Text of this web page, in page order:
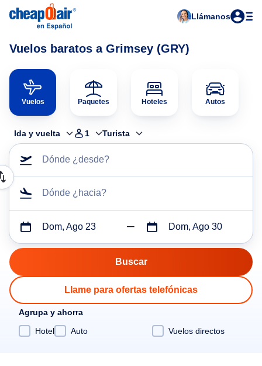
Llámanos
Vuelos baratos a Grimsey (GRY)
Vuelos Paquetes Hoteles Autos
Ida y vuelta 1 Turista
Dónde ¿desde?
Dónde ¿hacia?
Dom, Ago 23 Dom, Ago 30
Llame para ofertas telefónicas
Agrupa y ahorra
Hotel
Auto Vuelos directos